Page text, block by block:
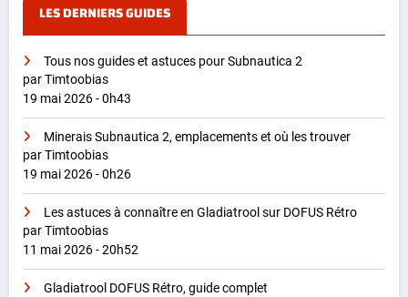
LES DERNIERS GUIDES
Tous nos guides et astuces pour Subnautica 2
par Timtoobias
19 mai 2026 - 0h43
Minerais Subnautica 2, emplacements et où les trouver
par Timtoobias
19 mai 2026 - 0h26
Les astuces à connaître en Gladiatrool sur DOFUS Rétro
par Timtoobias
11 mai 2026 - 20h52
Gladiatrool DOFUS Rétro, guide complet